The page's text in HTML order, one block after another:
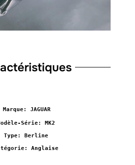
Marque: JAGUAR
Série: MK2
Type: Berline
Anglaise